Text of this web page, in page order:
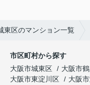
東区のマンション一覧
市区町村から探す
大阪市城東区
大阪市
大阪市東淀川区
大阪